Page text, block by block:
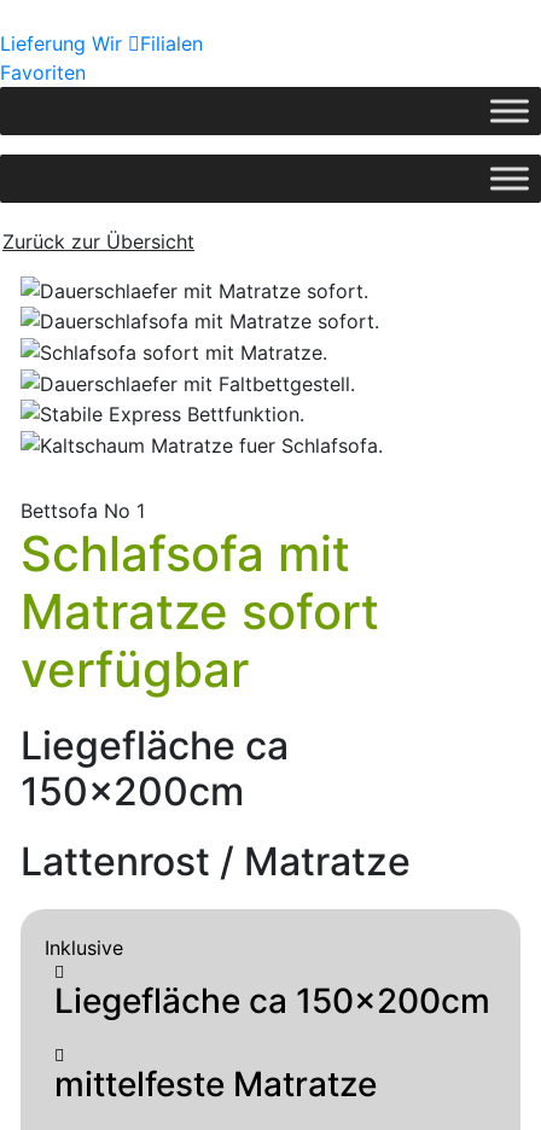
Lieferung Wir
Filialen
Favoriten
Zurück zur Übersicht
Bettsofa No 1
Schlafsofa mit
Matratze sofort
verfügbar
Liegefläche ca
150x200cm
Lattenrost / Matratze
Inklusive
Liegefläche ca 150x200cm
mittelfeste Matratze